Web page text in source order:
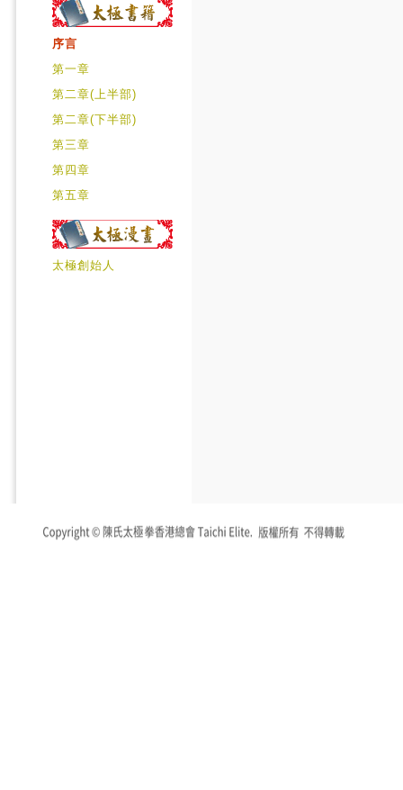
序言
第一章
第二章(上半部)
第二章(下半部)
第三章
第四章
第五章
太極創始人